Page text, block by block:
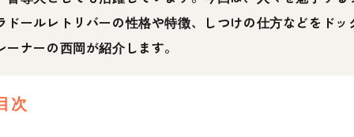
ドールレトリバーの性格や特徴、しつけの仕方などをドッ
ーナーの西岡が紹介します。
次